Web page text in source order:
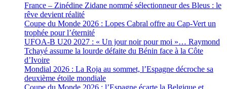
France – Zinédine Zidane nommé sélectionneur des Bleus : le
rêve devient réalité
Coupe du Monde 2026 : Lopes Cabral offre au Cap-Vert un
trophée pour l’éternité
UFOA-B U20 2027 : « Un jour noir pour moi »… Raymond
Tchayé assume la lourde défaite du Bénin face à la Côte
d’Ivoire
Mondial 2026 : La Roja au sommet, l’Espagne décroche sa
deuxième étoile mondiale
Coupe du Monde 2026 : l’Espagne écarte la Belgique et